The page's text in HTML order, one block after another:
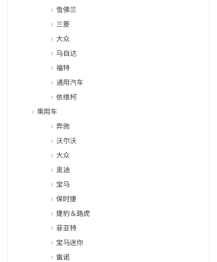
雪佛兰
三菱
大众
马自达
福特
通用汽车
依维柯
乘用车
奔驰
沃尔沃
大众
奥迪
宝马
保时捷
捷豹＆路虎
菲亚特
宝马迷你
雷诺